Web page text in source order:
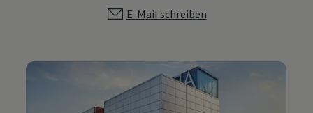
E-Mail schreiben